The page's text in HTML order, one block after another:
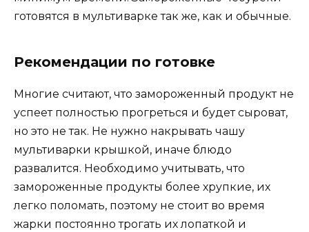
готовятся в мультиварке так же, как и обычные.
Рекомендации по готовке
Многие считают, что замороженный продукт не
успеет полностью прогреться и будет сыроват,
но это не так. Не нужно накрывать чашу
мультиварки крышкой, иначе блюдо
развалится. Необходимо учитывать, что
замороженные продукты более хрупкие, их
легко поломать, поэтому не стоит во время
жарки постоянно трогать их лопаткой и